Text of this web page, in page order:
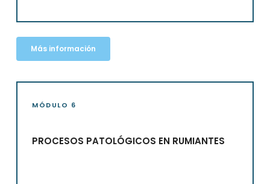
Más información
MÓDULO 6
PROCESOS PATOLÓGICOS EN RUMIANTES